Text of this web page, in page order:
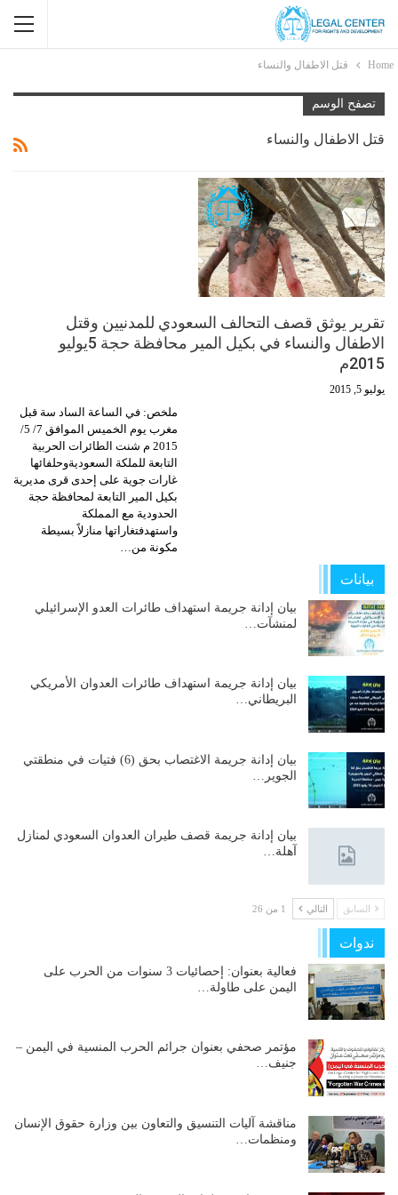
Home قتل الاطفال والنساء
تصفح الوسم
قتل الاطفال والنساء
تقرير يوثق قصف التحالف السعودي للمدنيين وقتل
الاطفال والنساء في بكيل المير محافظة حجة 5يوليو
2015م
يوليو 5, 2015
ملخص: في الساعة الساد سة قبل
مغرب يوم الخميس الموافق 7/ 5/
2015 م شنت الطائرات الحربية
التابعة للملكة السعوديةوحلفائها
غارات جوية على إحدى قرى مديرية
بكيل المير التابعة لمحافظة حجة
الحدودية مع المملكة
واستهدفتغاراتها منازلاً بسيطة
مكونة من…
بيانات
بيان إدانة جريمة استهداف طائرات العدو الإسرائيلي
لمنشآت…
بيان إدانة جريمة استهداف طائرات العدوان الأمريكي
البريطاني…
بيان إدانة جريمة الاغتصاب بحق (6) فتيات في منطقتي
الجوير…
بيان إدانة جريمة قصف طيران العدوان السعودي لمنازل
آهلة…
السابق التالي 1 من 26
ندوات
فعالية بعنوان: إحصائيات 3 سنوات من الحرب على
اليمن على طاولة…
مؤتمر صحفي بعنوان جرائم الحرب المنسية في اليمن –
جنيف…
مناقشة آليات التنسيق والتعاون بين وزارة حقوق الإنسان
ومنظمات…